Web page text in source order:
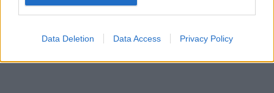
Data Deletion Data Access Privacy Policy